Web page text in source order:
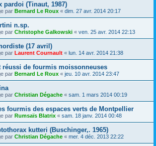
pardoi (Tinaut, 1987)
par Bernard Le Roux « dim. 27 avr. 2014 20:17
n.sp.
par Christophe Galkowski « ven. 25 avr. 2014 22:13
(17 avril)
par Laurent Cournault « lun. 14 avr. 2014 21:38
réussi de fourmis moissonneuses
par Bernard Le Roux « jeu. 10 avr. 2014 23:47
par Christian Dégache « sam. 1 mars 2014 00:19
fourmis des espaces verts de Montpellier
par Rumsaïs Blatrix « sam. 18 janv. 2014 00:48
kutteri (Buschinger,. 1965)
par Christian Dégache « mer. 4 déc. 2013 22:22